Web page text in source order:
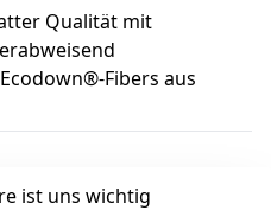
Qualität mit
Fibers aus
ist uns wichtig